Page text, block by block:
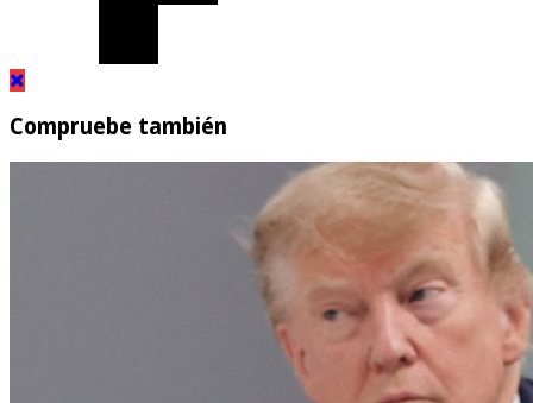
Compruebe también